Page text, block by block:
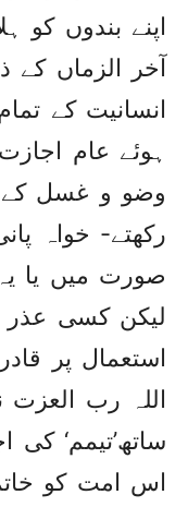
اپنے بندوں کو
آخر الزماں کے
انسانیت کے
ہوئے عام
وضو و غسل کے
رکھتے- خواہ
صورت میں یا
لیکن کسی
استعمال پر
اللہ رب
ساتھ’تیمم‘
اس امت کو خاتم